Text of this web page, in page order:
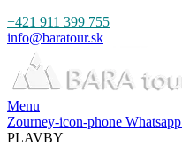
+421 911 399 755
info@baratour.sk
Menu
Zourney-icon-phone Whatsapp
PLAVBY